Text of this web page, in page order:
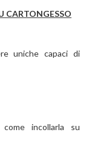
CARTONGESSO
uniche capaci di
incollarla su